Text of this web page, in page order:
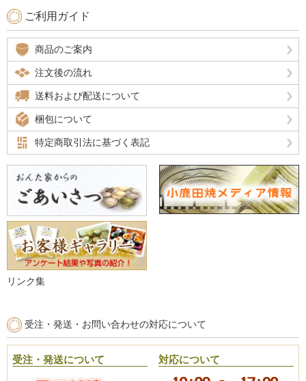
ご利用ガイド
商品のご案内
注文後の流れ
送料および配送について
梱包について
特定商取引法に基づく表記
リンク集
受注・発送・お問い合わせの対応について
受注・発送について 対応について